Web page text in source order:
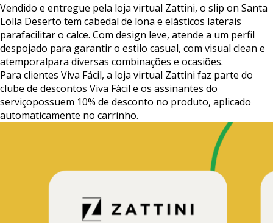
Vendido e entregue pela loja virtual Zattini, o slip on Santa
Lolla Deserto tem cabedal de lona e elásticos laterais
parafacilitaro calce. Com design leve, atende a um perfil
despojado para garantiro estilo casual, com visual clean e
atemporalpara diversas combinações e ocasiões.
Para clientes Viva Fácil, a loja virtual Zattini faz parte do
clube de descontos Viva Fácil e os assinantes do
serviçopossuem 10% de desconto no produto, aplicado
automaticamente no carrinho.